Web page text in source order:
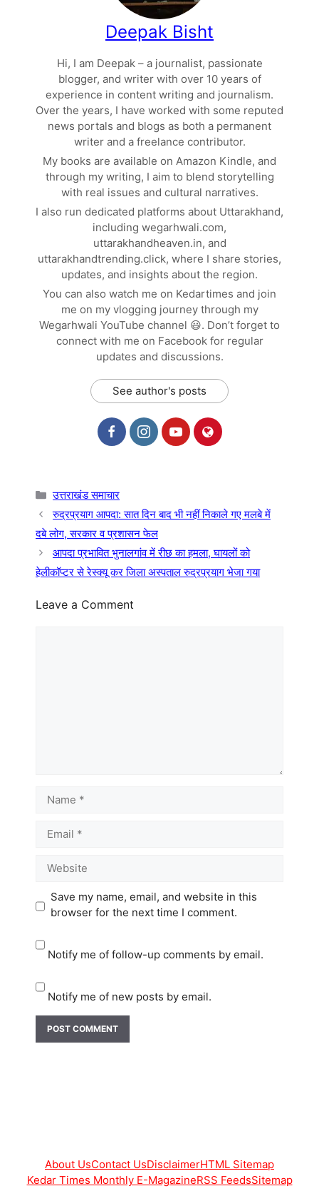
Deepak Bisht
Hi, I am Deepak – a journalist, passionate
blogger, and writer with over 10 years of
experience in content writing and journalism.
Over the years, I have worked with some reputed
news portals and blogs as both a permanent
writer and a freelance contributor.
My books are available on Amazon Kindle, and
through my writing, I aim to blend storytelling
with real issues and cultural narratives.
I also run dedicated platforms about Uttarakhand,
including wegarhwali.com,
uttarakhandheaven.in, and
uttarakhandtrending.click, where I share stories,
updates, and insights about the region.
You can also watch me on Kedartimes and join
me on my vlogging journey through my
Wegarhwali YouTube channel 😃. Don’t forget to
connect with me on Facebook for regular
updates and discussions.
See author's posts
Categories
उत्तराखंड समाचार
रुद्रप्रयाग आपदा: सात दिन बाद भी नहीं निकाले गए मलबे में
दबे लोग, सरकार व प्रशासन फेल
आपदा प्रभावित भुनालगांव में रीछ का हमला, घायलों को
हेलीकॉप्टर से रेस्क्यू कर जिला अस्पताल रुद्रप्रयाग भेजा गया
Leave a Comment
Name
Email
Website
Save my name, email, and website in this
browser for the next time I comment.
Notify me of follow-up comments by email.
Notify me of new posts by email.
About UsContact UsDisclaimerHTML Sitemap
Kedar Times Monthly E-MagazineRSS FeedsSitemap